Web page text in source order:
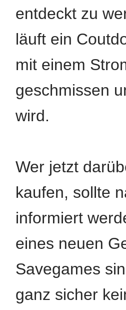
entdeckt zu
läuft ein
mit einem
geschmissen
wird.
Wer jetzt
kaufen, sollte
informiert
eines neuen
Savegames
ganz sicher